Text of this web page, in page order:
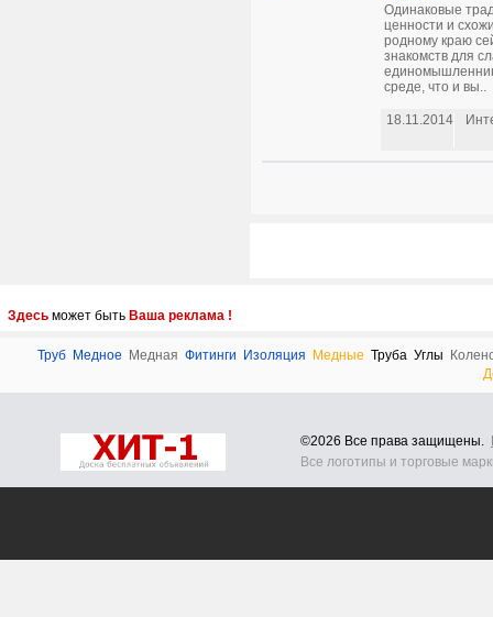
Одинаковые
ценности и
родному краю
знакомств для
среде, что и вы..
18.11.2014
Здесь может быть Ваша реклама !
Труб Медное Медная Фитинги Изоляция Медные Труба Углы
©2026 Все права защищены.
Все логотипы и торговые